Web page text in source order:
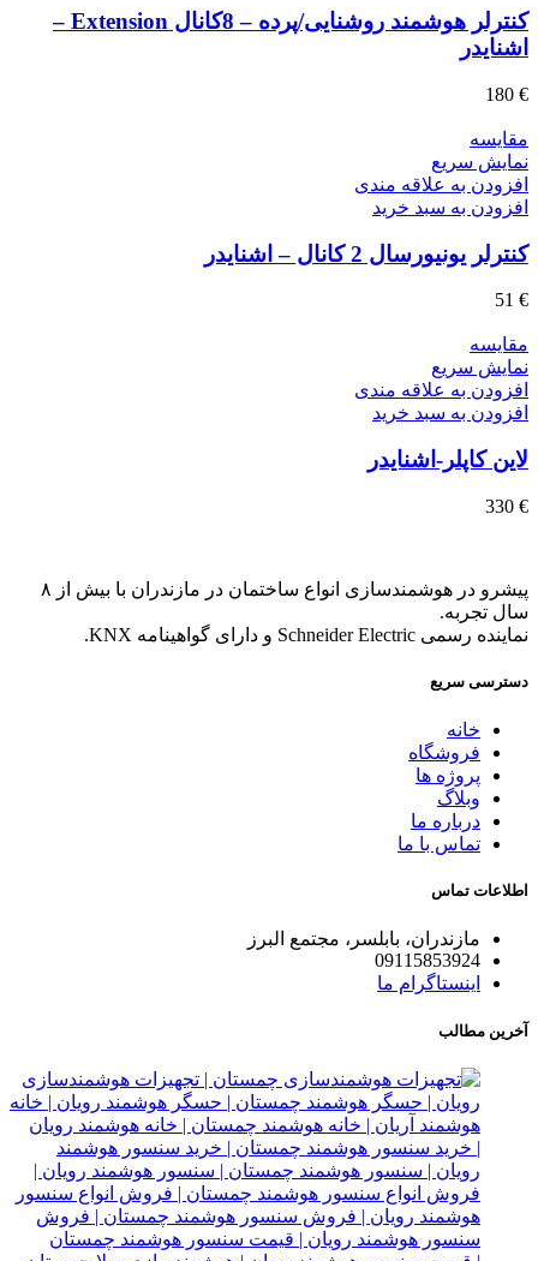
کنترلر هوشمند روشنایی/پرده – 8کانال Extension –
اشنایدر
180 €
مقايسه
نمایش سریع
افزودن به علاقه مندی
افزودن به سبد خرید
کنترلر یونیورسال 2 کانال – اشنایدر
51 €
مقايسه
نمایش سریع
افزودن به علاقه مندی
افزودن به سبد خرید
لاین کاپلر-اشنایدر
330 €
پیشرو در هوشمندسازی انواع ساختمان در مازندران با بیش از ۸
سال تجربه.
نماینده رسمی Schneider Electric و دارای گواهینامه KNX.
دسترسی سریع
خانه
فروشگاه
پروژه ها
وبلاگ
درباره ما
تماس با ما
اطلاعات تماس
مازندران، بابلسر، مجتمع البرز
09115853924
اینستاگرام ما
آخرین مطالب